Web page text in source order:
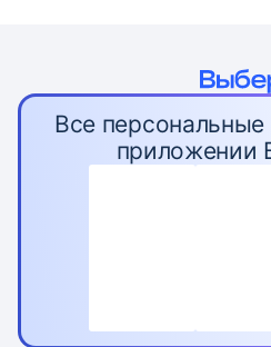
Все
приложении